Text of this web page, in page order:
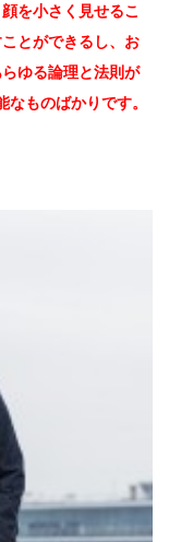
を小さく見せるこ
とができるし、お
ゆる論理と法則が
ものばかりです。